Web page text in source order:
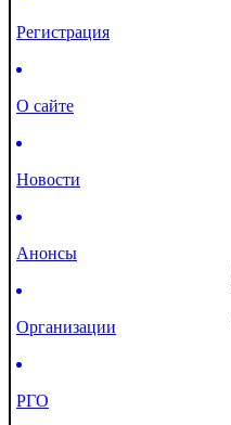
Регистрация
О сайте
Новости
Анонсы
Организации
РГО